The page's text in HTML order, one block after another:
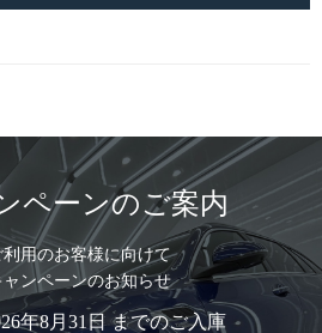
ペーンのご案内
用のお客様に向けて
ンペーンのお知らせ
年8月31日 までのご入庫